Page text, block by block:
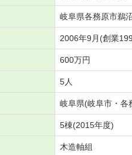
岐阜県各務原市鵜
2006年9月(創業
600万円
5人
岐阜県(岐阜市・各
5棟(2015年度)
木造軸組